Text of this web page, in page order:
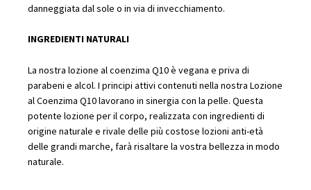
danneggiata dal sole o in via di invecchiamento.
INGREDIENTI NATURALI
La nostra lozione al coenzima Q10 è vegana e priva di
parabeni e alcol. I principi attivi contenuti nella nostra Lozione
al Coenzima Q10 lavorano in sinergia con la pelle. Questa
potente lozione per il corpo, realizzata con ingredienti di
origine naturale e rivale delle più costose lozioni anti-età
delle grandi marche, farà risaltare la vostra bellezza in modo
naturale.